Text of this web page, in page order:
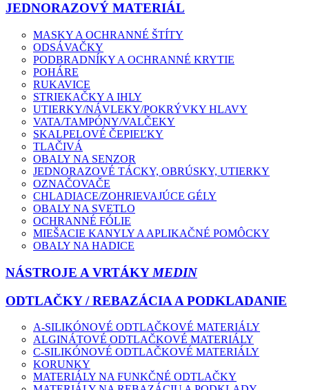
JEDNORAZOVÝ MATERIÁL
MASKY A OCHRANNÉ ŠTÍTY
ODSÁVAČKY
PODBRADNÍKY A OCHRANNÉ KRYTIE
POHÁRE
RUKAVICE
STRIEKAČKY A IHLY
UTIERKY/NÁVLEKY/POKRÝVKY HLAVY
VATA/TAMPÓNY/VALČEKY
SKALPELOVÉ ČEPIEĽKY
TLAČIVÁ
OBALY NA SENZOR
JEDNORAZOVÉ TÁCKY, OBRÚSKY, UTIERKY
OZNAČOVAČE
CHLADIACE/ZOHRIEVAJÚCE GÉLY
OBALY NA SVETLO
OCHRANNÉ FÓLIE
MIEŠACIE KANYLY A APLIKAČNÉ POMÔCKY
OBALY NA HADICE
NÁSTROJE A VRTÁKY MEDIN
ODTLAČKY / REBAZÁCIA A PODKLADANIE
A-SILIKÓNOVÉ ODTLAČKOVÉ MATERIÁLY
ALGINÁTOVÉ ODTLAČKOVÉ MATERIÁLY
C-SILIKÓNOVÉ ODTLAČKOVÉ MATERIÁLY
KORUNKY
MATERIÁLY NA FUNKČNÉ ODTLAČKY